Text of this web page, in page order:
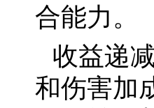
合能力。
收益递
和伤害加